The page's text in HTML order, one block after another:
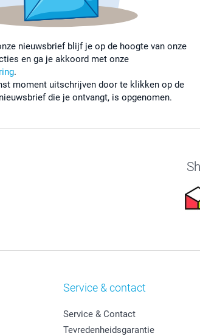
nieuwsbrief blijf je op de hoogte van onze
en ga je akkoord met onze
.
moment uitschrijven door te klikken op de
die je ontvangt, is opgenomen.
Service & contact
Service & Contact
Tevredenheidsgarantie